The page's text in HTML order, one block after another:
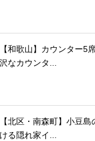
【和歌山】カウンター5
沢なカウンタ...
【北区・南森町】小豆
ける隠れ家イ...